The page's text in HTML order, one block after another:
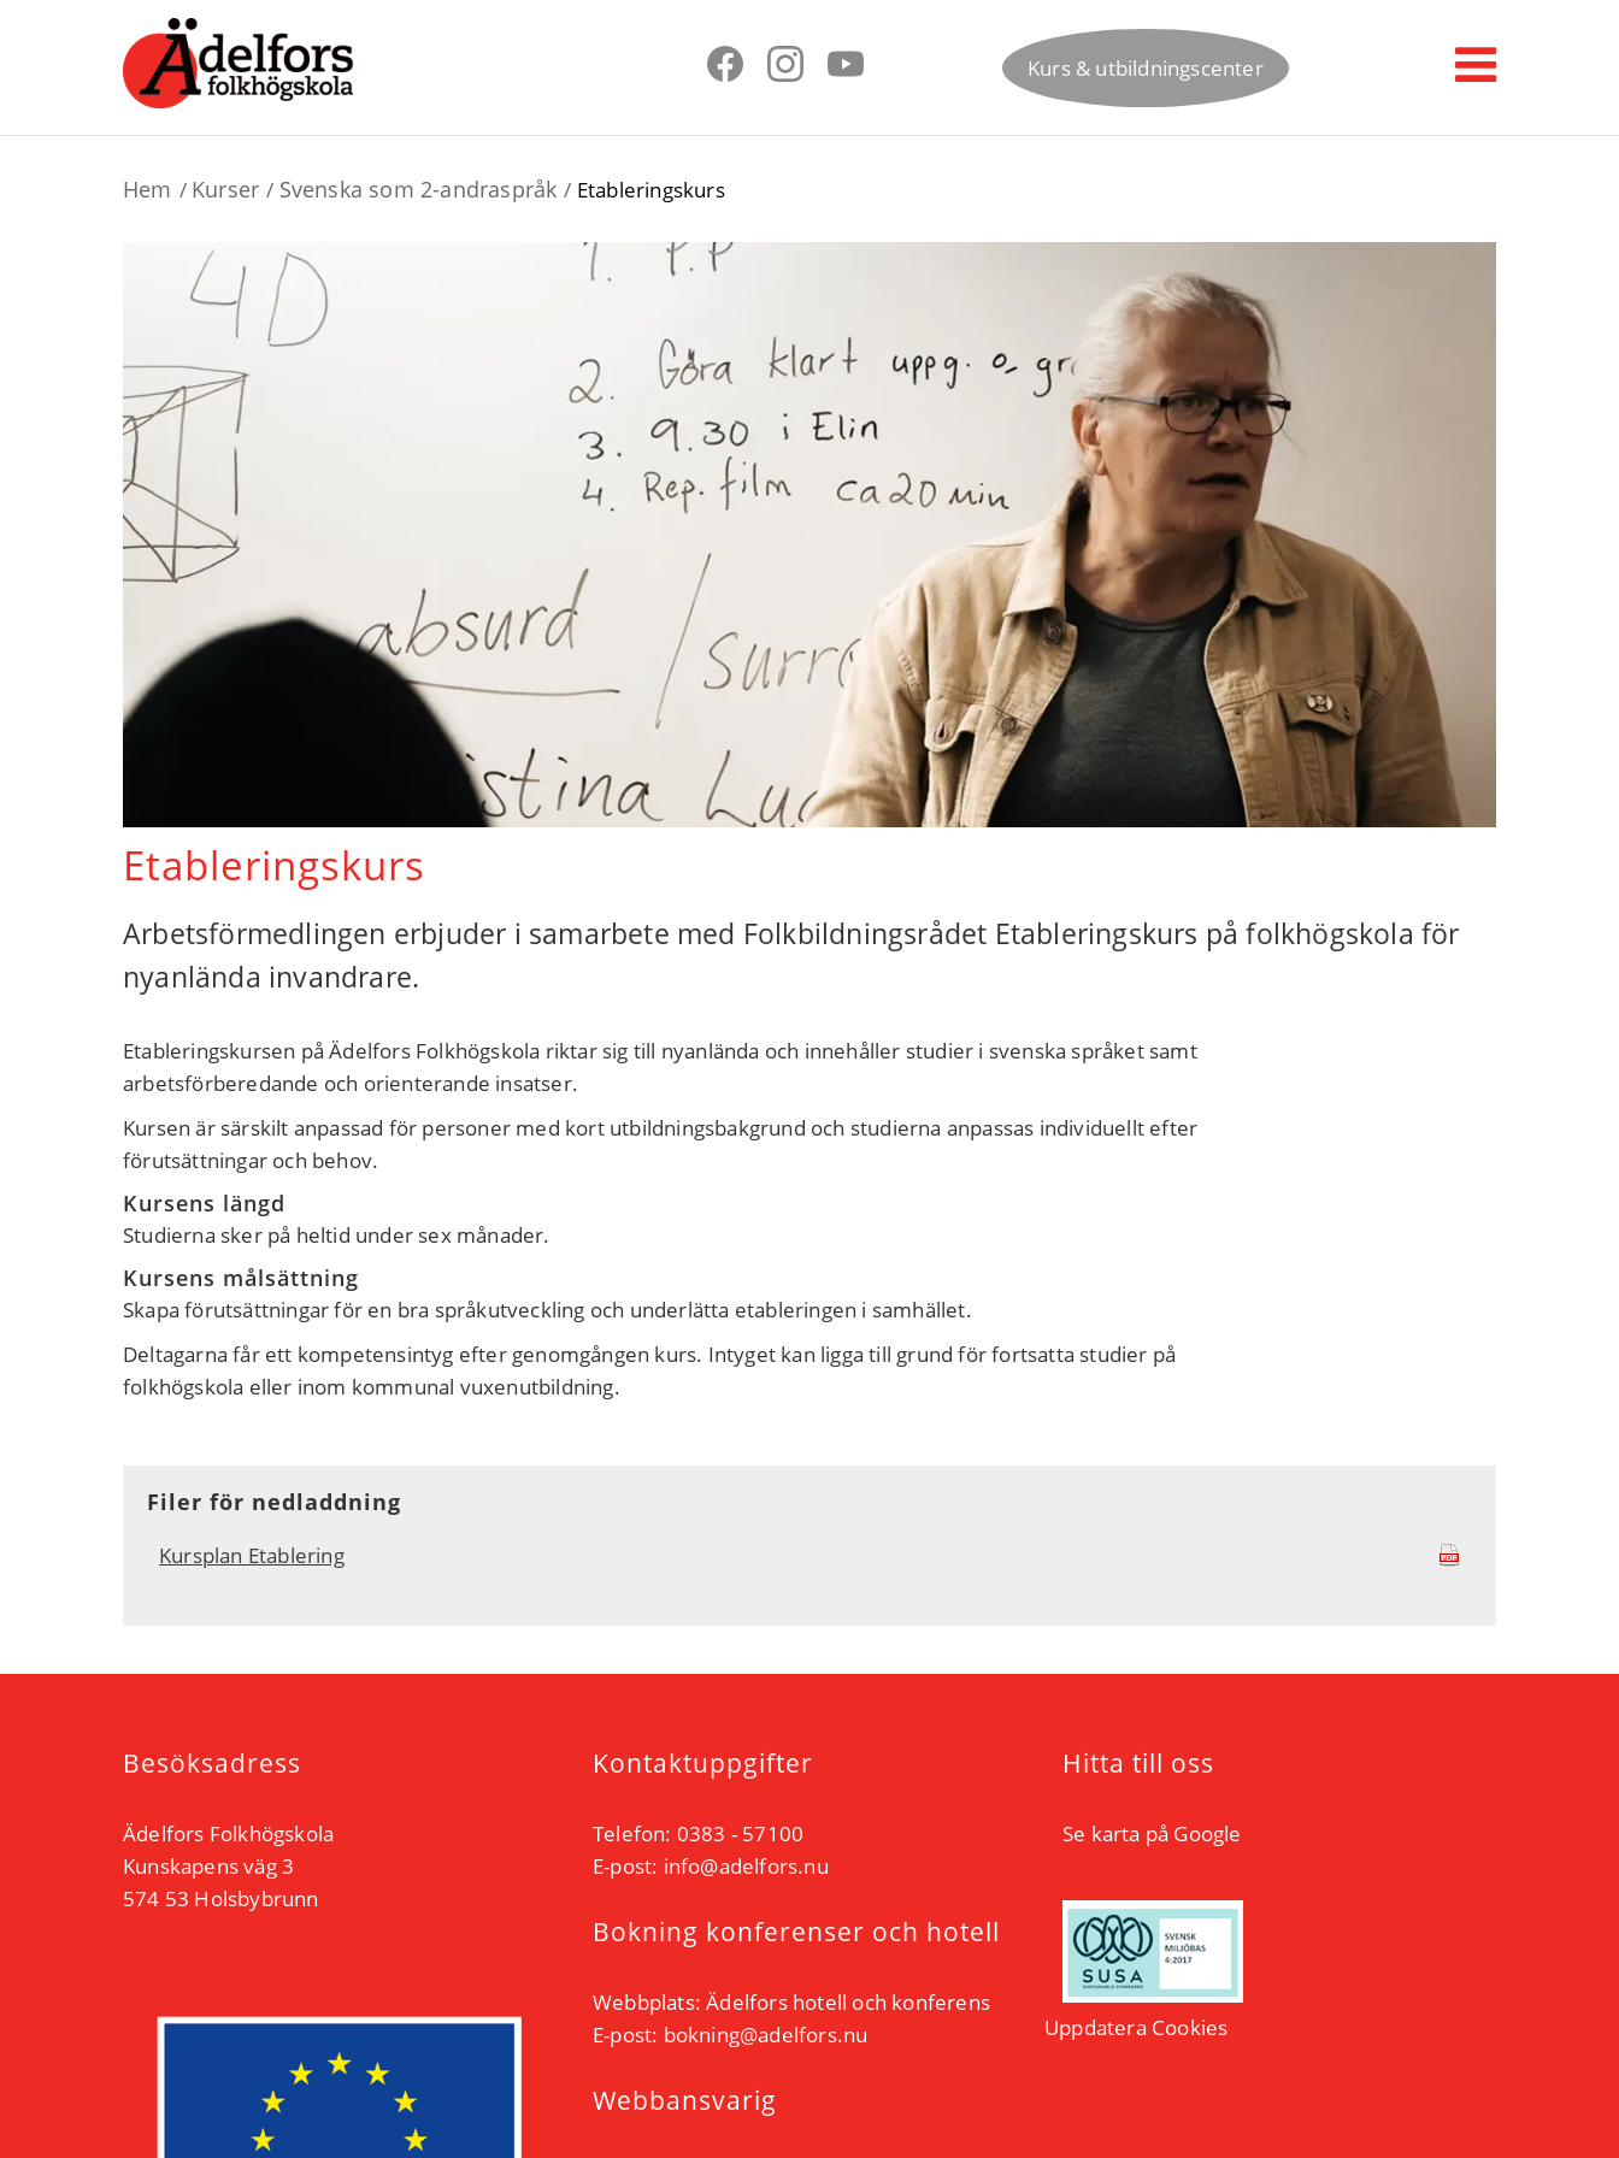
Kurs & utbildningscenter
Hem Kurser Svenska som 2-andraspråk Etableringskurs
Etableringskurs
Arbetsförmedlingen erbjuder i samarbete med Folkbildningsrådet Etableringskurs på folkhögskola för
nyanlända invandrare.
Etableringskursen på Ädelfors Folkhögskola riktar sig till nyanlända och innehåller studier i svenska språket samt
arbetsförberedande och orienterande insatser.
Kursen är särskilt anpassad för personer med kort utbildningsbakgrund och studierna anpassas individuellt efter
förutsättningar och behov.
Kursens längd
Studierna sker på heltid under sex månader.
Kursens målsättning
Skapa förutsättningar för en bra språkutveckling och underlätta etableringen i samhället.
Deltagarna får ett kompetensintyg efter genomgången kurs. Intyget kan ligga till grund för fortsatta studier på
folkhögskola eller inom kommunal vuxenutbildning.
Filer för nedladdning
Kursplan Etablering
Besöksadress
Ädelfors Folkhögskola
Kunskapens väg 3
574 53 Holsbybrunn
Kontaktuppgifter
Telefon: 0383 - 57100
E-post: info@adelfors.nu
Bokning konferenser och hotell
Webbplats:Ädelfors hotell och konferens
E-post: bokning@adelfors.nu
Webbansvarig
Hitta till oss
Se karta på Google
Uppdatera Cookies